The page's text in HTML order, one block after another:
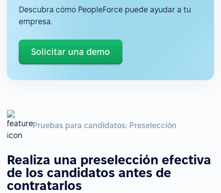
Descubra cómo PeopleForce puede ayudar a tu
empresa.
Solicitar una demo
Pruebas para candidatos: Preselección
Realiza una preselección efectiva
de los candidatos antes de
contratarlos